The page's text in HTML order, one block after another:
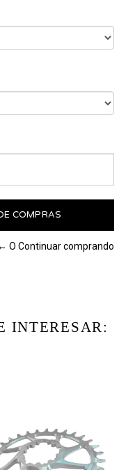
← O Continuar comprando
INTERESAR: